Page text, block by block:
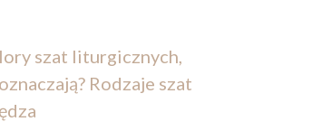
szat liturgicznych,
Rodzaje szat